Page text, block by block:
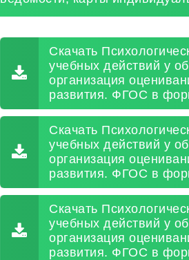
Скачать
учебных действий у
организация
развития. ФГОС в
Скачать
учебных действий у
организация
развития. ФГОС в
Скачать
учебных действий у
организация
развития. ФГОС в